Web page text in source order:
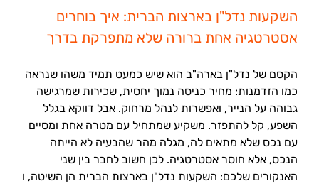
השקעות נדל"ן בארצות הברית: איך בוחרים
אסטרטגיה אחת ברורה שלא מתפרקת בדרך
הקסם של נדל"ן בארה"ב הוא שיש כמעט תמיד משהו שנראה
כמו הזדמנות: מחיר כניסה נמוך יחסית, שכירות שמרגישה
גבוהה על הנייר, ואפשרות לנהל מרחוק. אבל דווקא בגלל
השפע, קל להתפזר. משקיע שמתחיל עם מטרה אחת ומסיים
עם נכס שלא מתאים לה, מגלה מהר שהבעיה לא הייתה
הנכס, אלא חוסר אסטרטגיה. לכן חשוב לחבר בין שני
האנקורים שלכם: השקעות נדל"ן בארצות הברית הן השיטה, ו